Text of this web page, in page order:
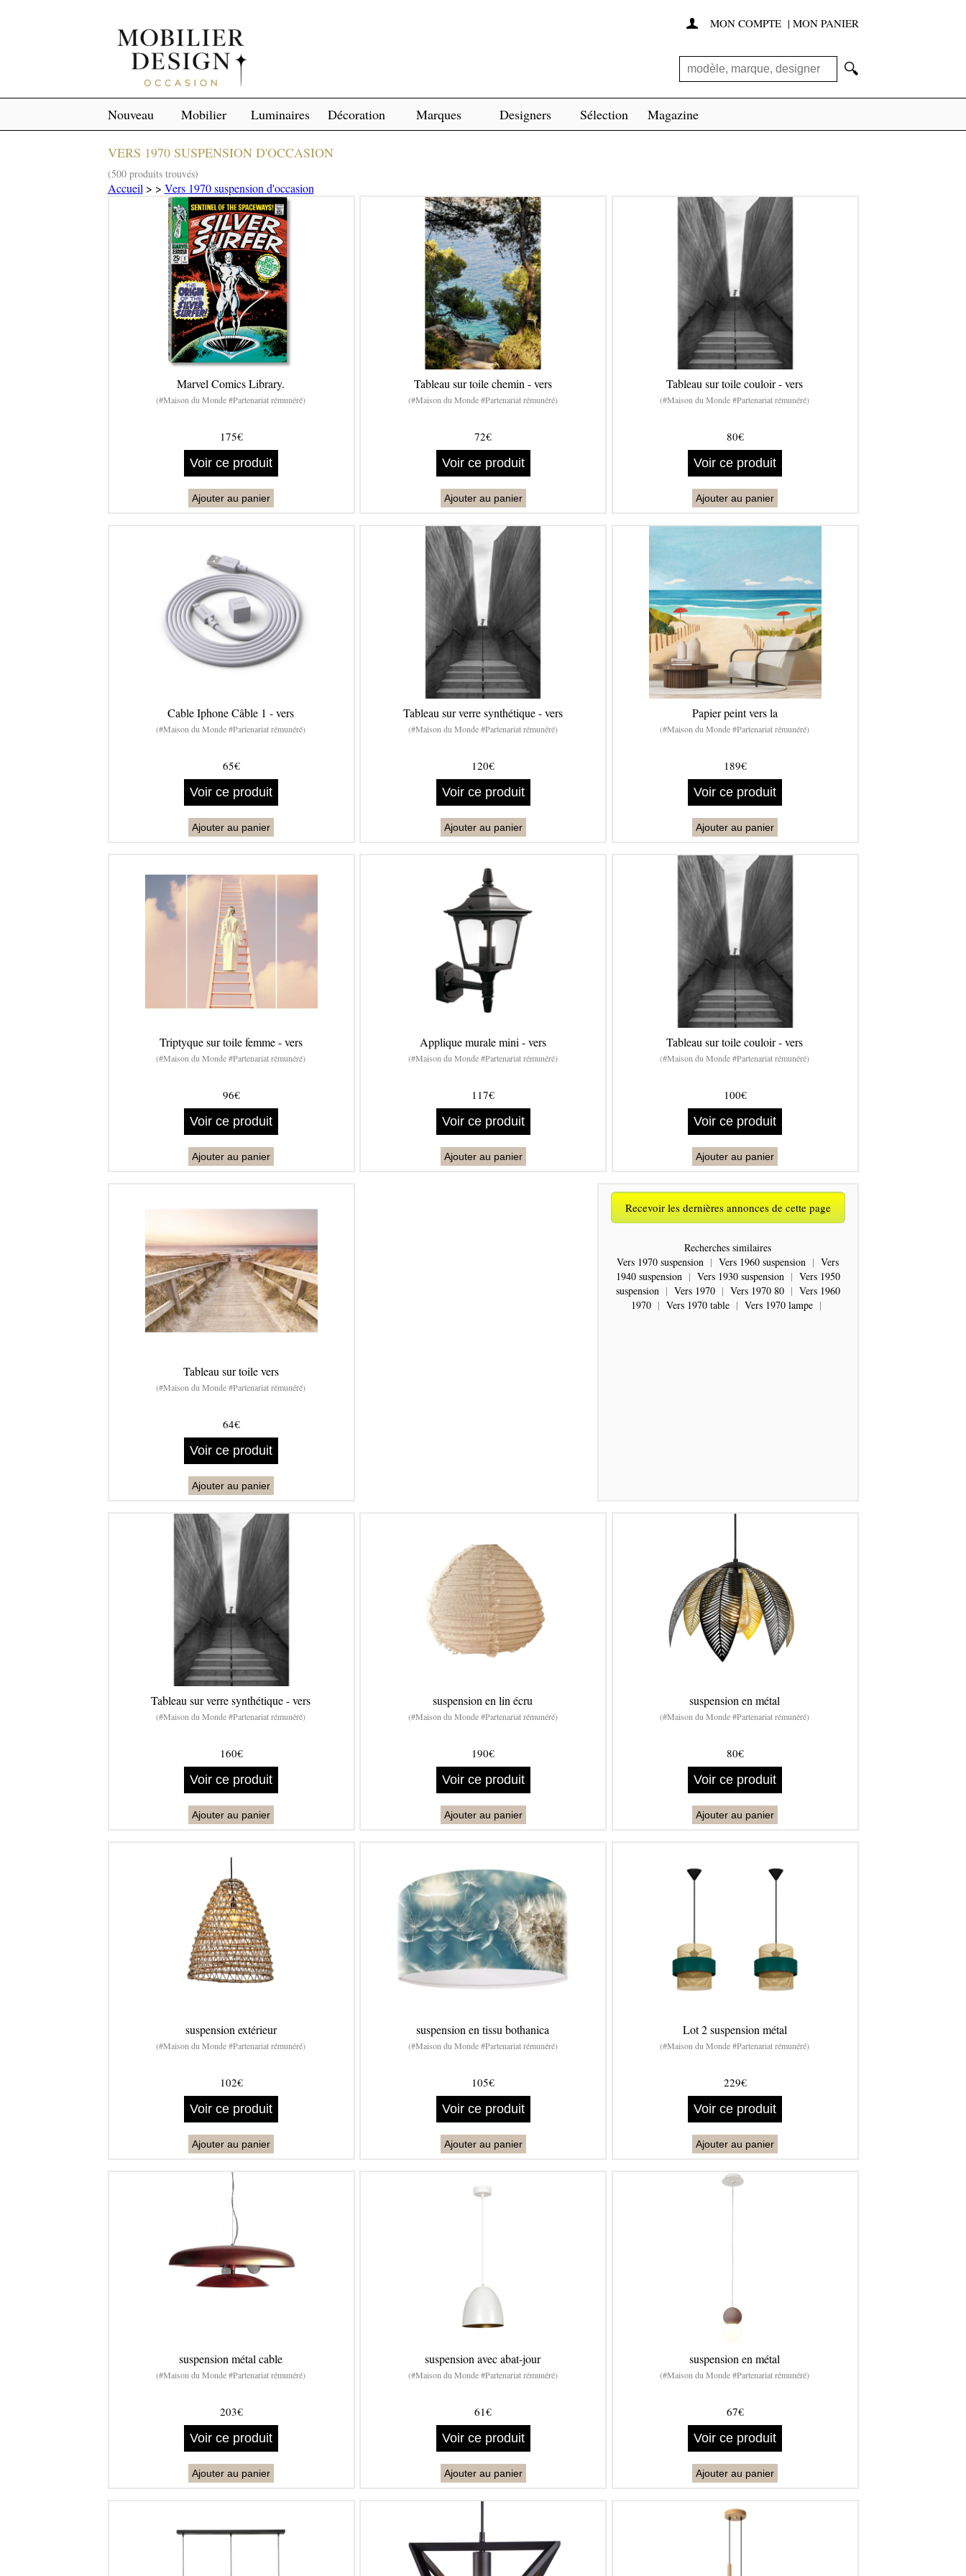
 MON COMPTE | MON PANIER
🔍
Nouveau Mobilier Luminaires Décoration Marques Designers Sélection Magazine
VERS 1970 SUSPENSION D'OCCASION
(500 produits trouvés)
Accueil> > Vers 1970 suspension d'occasion
Marvel Comics Library.
(#Maison du Monde #Partenariat rémunéré)
175€
Voir ce produit
Ajouter au panier
Tableau sur toile chemin - vers
(#Maison du Monde #Partenariat rémunéré)
72€
Voir ce produit
Ajouter au panier
Tableau sur toile couloir - vers
(#Maison du Monde #Partenariat rémunéré)
80€
Voir ce produit
Ajouter au panier
Cable Iphone Câble 1 - vers
(#Maison du Monde #Partenariat rémunéré)
65€
Voir ce produit
Ajouter au panier
Tableau sur verre synthétique - vers
(#Maison du Monde #Partenariat rémunéré)
120€
Voir ce produit
Ajouter au panier
Papier peint vers la
(#Maison du Monde #Partenariat rémunéré)
189€
Voir ce produit
Ajouter au panier
Triptyque sur toile femme - vers
(#Maison du Monde #Partenariat rémunéré)
96€
Voir ce produit
Ajouter au panier
Applique murale mini - vers
(#Maison du Monde #Partenariat rémunéré)
117€
Voir ce produit
Ajouter au panier
Tableau sur toile couloir - vers
(#Maison du Monde #Partenariat rémunéré)
100€
Voir ce produit
Ajouter au panier
Tableau sur toile vers
(#Maison du Monde #Partenariat rémunéré)
64€
Voir ce produit
Ajouter au panier
Recevoir les dernières annonces de cette page
Recherches similaires
Vers 1970 suspension | Vers 1960 suspension | Vers
1940 suspension | Vers 1930 suspension | Vers 1950
suspension | Vers 1970 | Vers 1970 80 | Vers 1960
1970 | Vers 1970 table | Vers 1970 lampe |
Tableau sur verre synthétique - vers
(#Maison du Monde #Partenariat rémunéré)
160€
Voir ce produit
Ajouter au panier
suspension en lin écru
(#Maison du Monde #Partenariat rémunéré)
190€
Voir ce produit
Ajouter au panier
suspension en métal
(#Maison du Monde #Partenariat rémunéré)
80€
Voir ce produit
Ajouter au panier
suspension extérieur
(#Maison du Monde #Partenariat rémunéré)
102€
Voir ce produit
Ajouter au panier
suspension en tissu bothanica
(#Maison du Monde #Partenariat rémunéré)
105€
Voir ce produit
Ajouter au panier
Lot 2 suspension métal
(#Maison du Monde #Partenariat rémunéré)
229€
Voir ce produit
Ajouter au panier
suspension métal cable
(#Maison du Monde #Partenariat rémunéré)
203€
Voir ce produit
Ajouter au panier
suspension avec abat-jour
(#Maison du Monde #Partenariat rémunéré)
61€
Voir ce produit
Ajouter au panier
suspension en métal
(#Maison du Monde #Partenariat rémunéré)
67€
Voir ce produit
Ajouter au panier